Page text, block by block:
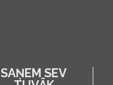
SAŅEM SEV